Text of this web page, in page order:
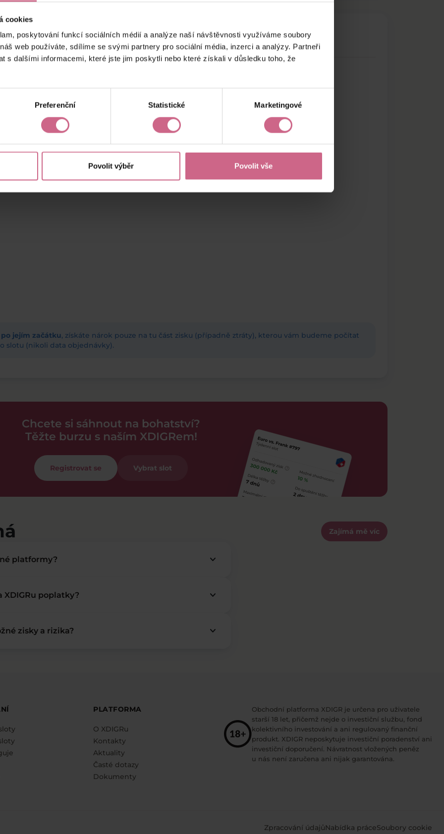
cookies
poskytování funkcí sociálních médií a analýze naší návštěvnosti využíváme soubory
web používáte, sdílíme se svými partnery pro sociální média, inzerci a analýzy. Partneři
s dalšími informacemi, které jste jim poskytli nebo které získali v důsledku toho, že
Preferenční Statistické Marketingové
Povolit výběr Povolit vše
jejím začátku, získáte nárok pouze na tu část zisku (případně ztráty), kterou vám budeme počítat
slotu (nikoli data objednávky).
Chcete si sáhnout na bohatství?
Těžte burzu s naším XDIGRem!
Registrovat se Vybrat slot
Zajímá mě víc
platformy? keyboard_arrow_down
XDIGRu poplatky? keyboard_arrow_down
zisky a rizika? keyboard_arrow_down
PLATFORMA
O XDIGRu
Kontakty
Aktuality
Časté dotazy
Dokumenty
Obchodní platforma XDIGR je určena pro uživatele
starší 18 let, přičemž nejde o investiční službu, fond
kolektivního investování a ani regulovaný finanční
produkt. XDIGR neposkytuje investiční poradenství ani
investiční doporučení. Návratnost vložených peněz
u nás není zaručena ani nijak garantována.
Zpracování údajůNabídka práceSoubory cookie